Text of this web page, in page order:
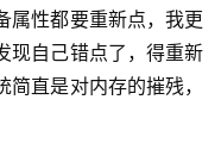
属性都要重新点，我更
现自己错点了，得重新
直是对内存的摧残，